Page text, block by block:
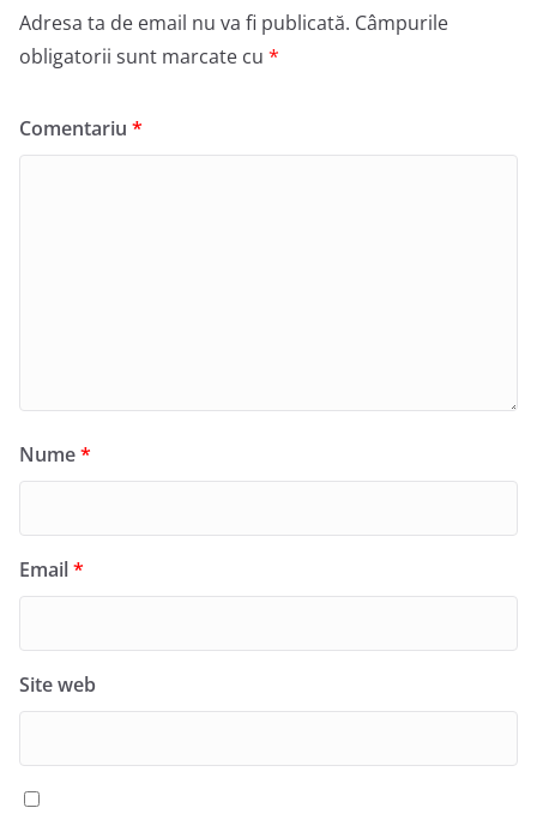
Adresa ta de email nu va fi publicată. Câmpurile
obligatorii sunt marcate cu *
Comentariu *
Nume*
Email*
Site web